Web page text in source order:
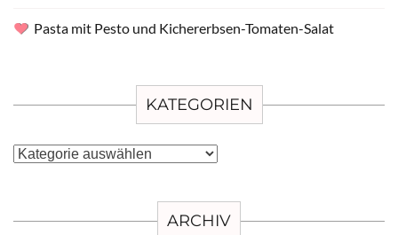
Pasta mit Pesto und Kichererbsen-Tomaten-Salat
KATEGORIEN
Kategorien
ARCHIV